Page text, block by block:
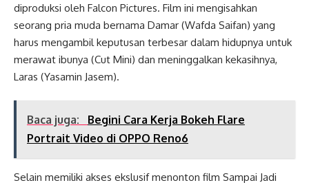
diproduksi oleh Falcon Pictures. Film ini mengisahkan
seorang pria muda bernama Damar (Wafda Saifan) yang
harus mengambil keputusan terbesar dalam hidupnya untuk
merawat ibunya (Cut Mini) dan meninggalkan kekasihnya,
Laras (Yasamin Jasem).
Baca juga:
Begini Cara Kerja Bokeh Flare
Portrait Video di OPPO Reno6
Selain memiliki akses ekslusif menonton film Sampai Jadi